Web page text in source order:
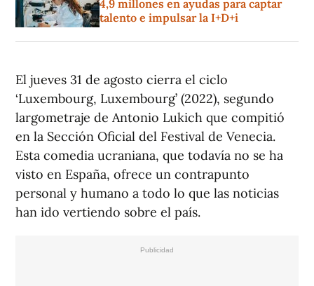
4,9 millones en ayudas para captar
talento e impulsar la I+D+i
El jueves 31 de agosto cierra el ciclo
‘Luxembourg, Luxembourg’ (2022), segundo
largometraje de Antonio Lukich que compitió
en la Sección Oficial del Festival de Venecia.
Esta comedia ucraniana, que todavía no se ha
visto en España, ofrece un contrapunto
personal y humano a todo lo que las noticias
han ido vertiendo sobre el país.